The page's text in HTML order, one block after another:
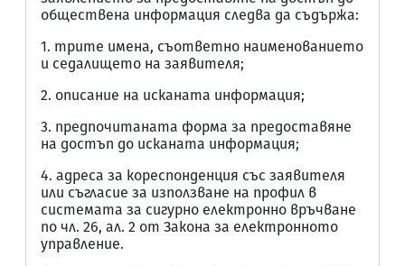
обществена информация следва да съдържа:
1. трите имена, съответно наименованието
и седалището на заявителя;
2. описание на исканата информация;
3. предпочитаната форма за предоставяне
на достъп до исканата информация;
4. адреса за кореспонденция със заявителя
или съгласие за използване на профил в
системата за сигурно електронно връчване
по чл. 26, ал. 2 от Закона за електронното
управление.